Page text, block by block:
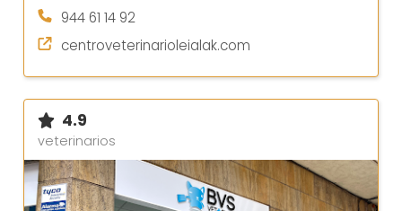
944 61 14 92
centroveterinarioleialak.com
4.9
veterinarios